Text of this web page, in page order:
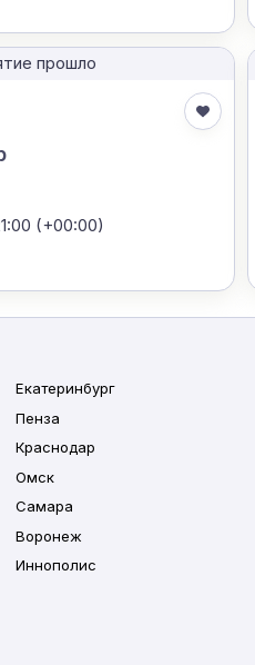
прошло
(+00:00)
Екатеринбург
Пенза
Краснодар
Омск
Самара
Воронеж
Иннополис